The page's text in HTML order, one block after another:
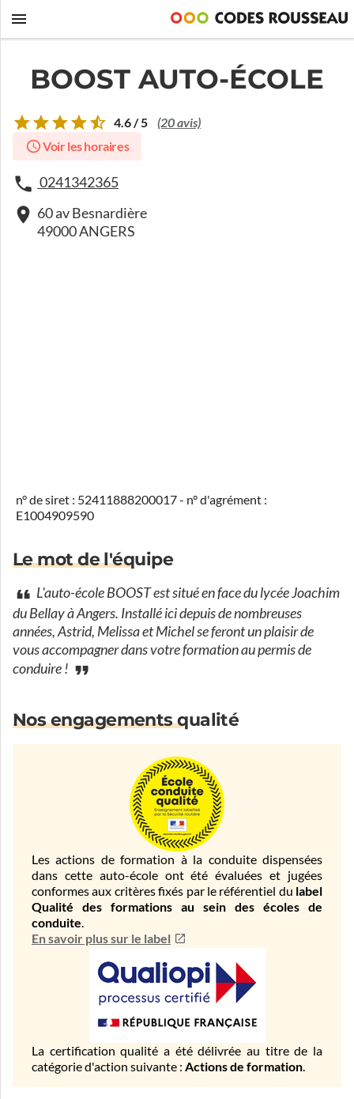
BOOST AUTO-ÉCOLE
4.6 / 5 (20 avis)
Voir les horaires
0241342365
60 av Besnardière
49000 ANGERS
n° de siret : 52411888200017 - n° d'agrément :
E1004909590
Le mot de l'équipe
L'auto-école BOOST est situé en face du lycée Joachim
du Bellay à Angers. Installé ici depuis de nombreuses
années, Astrid, Melissa et Michel se feront un plaisir de
vous accompagner dans votre formation au permis de
conduire !
Nos engagements qualité
Les actions de formation à la conduite dispensées
dans cette auto-école ont été évaluées et jugées
conformes aux critères fixés par le référentiel du label
Qualité des formations au sein des écoles de
conduite.
En savoir plus sur le label
La certification qualité a été délivrée au titre de la
catégorie d'action suivante : Actions de formation.